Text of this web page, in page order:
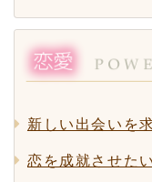
新しい出会いを
恋を成就させたい